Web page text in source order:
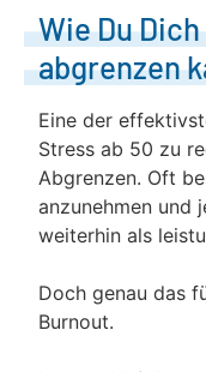
Wie Du
abgrenzen
Eine der
Stress ab 50 zu
Abgrenzen. Oft
anzunehmen und
weiterhin als
Doch genau das
Burnout.